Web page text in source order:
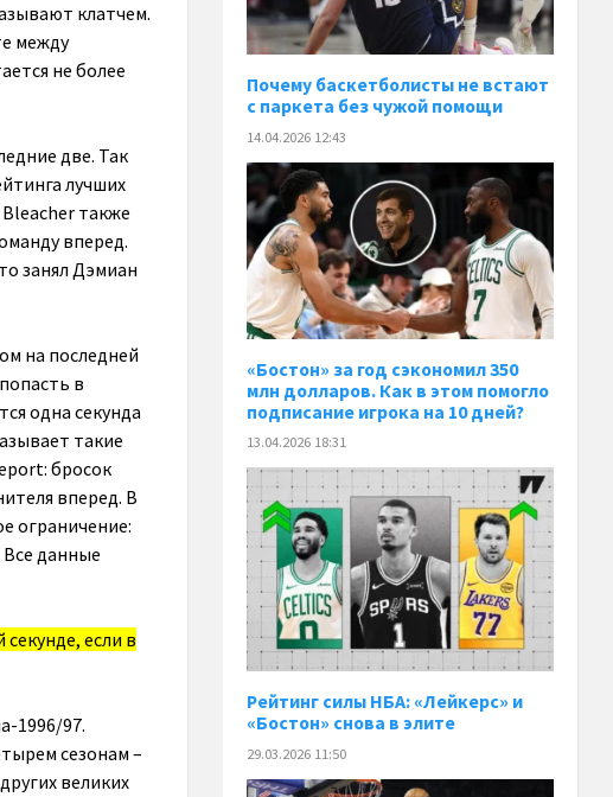
клатчем.
между
не более
две. Так
лучших
также
вперед.
занял Дэмиан
на последней
в
одна секунда
такие
бросок
вперед. В
ограничение:
данные
если в
1996/97.
сезонам –
великих
Почему баскетболисты не встают
с паркета без чужой помощи
14.04.2026 12:43
«Бостон» за год сэкономил 350
млн долларов. Как в этом помогло
подписание игрока на 10 дней?
13.04.2026 18:31
Рейтинг силы НБА: «Лейкерс» и
«Бостон» снова в элите
29.03.2026 11:50